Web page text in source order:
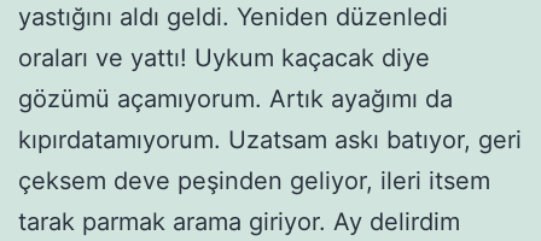
yastığını aldı geldi. Yeniden düzenledi
oraları ve yattı! Uykum kaçacak diye
gözümü açamıyorum. Artık ayağımı da
kıpırdatamıyorum. Uzatsam askı batıyor, geri
çeksem deve peşinden geliyor, ileri itsem
tarak parmak arama giriyor. Ay delirdim